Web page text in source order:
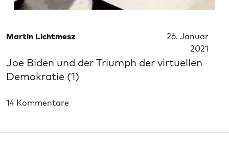
Martin Lichtmesz
26. Januar
2021
Joe Biden und der Triumph der virtuellen
Demokratie (1)
14 Kommentare